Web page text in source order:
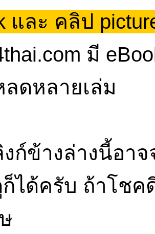
และ คลิป
มี
ดหลายเล่ม
ก์ข้างล่างนี้อา
ได้ครับ ถ้าโชค